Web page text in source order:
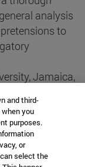
analysis
to
Jamaica,
en USA
and third-
you
purposes.
or
select the